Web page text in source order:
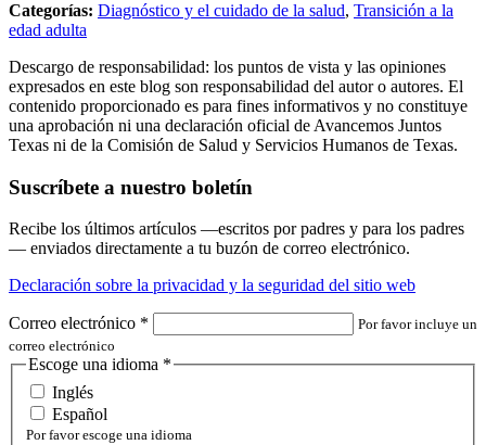
Categorías: Diagnóstico y el cuidado de la salud, Transición a la
edad adulta
Descargo de responsabilidad: los puntos de vista y las opiniones
expresados en este blog son responsabilidad del autor o autores. El
contenido proporcionado es para fines informativos y no constituye
una aprobación ni una declaración oficial de Avancemos Juntos
Texas ni de la Comisión de Salud y Servicios Humanos de Texas.
Suscríbete a nuestro boletín
Recibe los últimos artículos —escritos por padres y para los padres
— enviados directamente a tu buzón de correo electrónico.
Declaración sobre la privacidad y la seguridad del sitio web
Correo electrónico *
Por favor incluye un
correo electrónico
Escoge una idioma *
Inglés
Español
Por favor escoge una idioma